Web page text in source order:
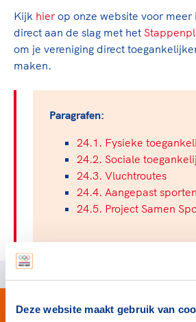
Deze website maakt gebruik van
Sportonderzoek
Sportakkoord II
Olympische geschiedenis
Nieuwspagina
Veilige en integere sport
Diversiteit en inclusie
Gezonde sportomgeving
Vitale clubs en bestuurlijk kader
Sportmatch
Clubacties
Handboek Wet- en Regelgeving
High5 Stappenplan
Ruimte voor sport
TeamNL Academie Kalender
Kennisaanbod TeamNL Experts
TeamNL Sport Science Centre
Olympische Spelen LA28
Paralympische Spelen LA28
Europese Spelen Istanbul 2027
Topsportfinanciering
Maatschappelijke waarde topsport
Top teamsportcompetities
Kijk hier op onze website voor
direct aan de slag met het
om je vereniging direct
maken.
Paragrafen:
24.1. Fysieke
24.2. Sociale
24.3. Vluchtroutes
24.4. Aangepast sporten
24.5. Project Samen